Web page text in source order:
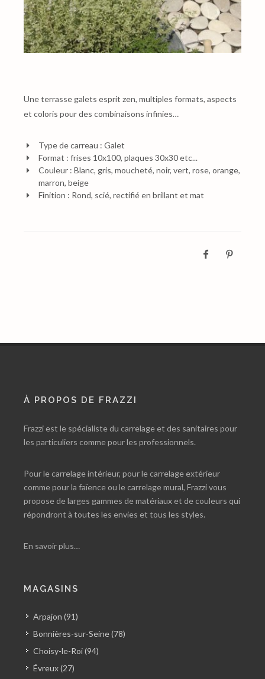
Une terrasse galets esprit zen, multiples formats, aspects
et coloris pour des combinaisons infinies…
Type de carreau : Galet
Format : frises 10x100, plaques 30x30 etc...
Couleur : Blanc, gris, moucheté, noir, vert, rose, orange,
marron, beige
Finition : Rond, scié, rectifié en brillant et mat
À PROPOS DE FRAZZI
Frazzi est le spécialiste du carrelage et des sanitaires pour
les particuliers comme pour les professionnels.
Pour le carrelage intérieur, pour le carrelage extérieur
comme pour la faïence ou le carrelage mural, Frazzi vous
propose de larges gammes de matériaux et de couleurs qui
répondront à toutes les envies et tous les styles.
En savoir plus…
MAGASINS
Arpajon (91)
Bonnières-sur-Seine (78)
Choisy-le-Roi (94)
Évreux (27)